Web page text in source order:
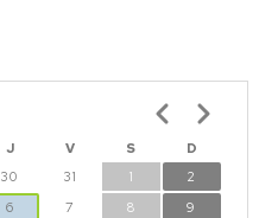
J V S
D
30 31 1
2
6 7 8
9
Paginación